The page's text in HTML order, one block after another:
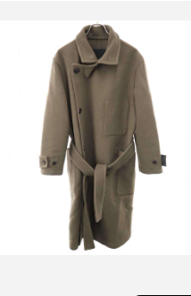
ルメール WRAP COAT ウールラップ
ングコート
買取金額84,000円
詳しく見る